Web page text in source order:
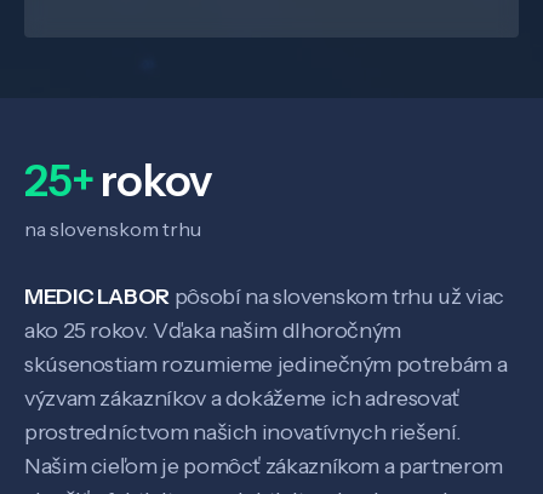
25+rokov
na slovenskom trhu
MEDIC LABOR pôsobí na slovenskom trhu už viac
ako 25 rokov. Vďaka našim dlhoročným
skúsenostiam rozumieme jedinečným potrebám a
výzvam zákazníkov a dokážeme ich adresovať
prostredníctvom našich inovatívnych riešení.
Našim cieľom je pomôcť zákazníkom a partnerom